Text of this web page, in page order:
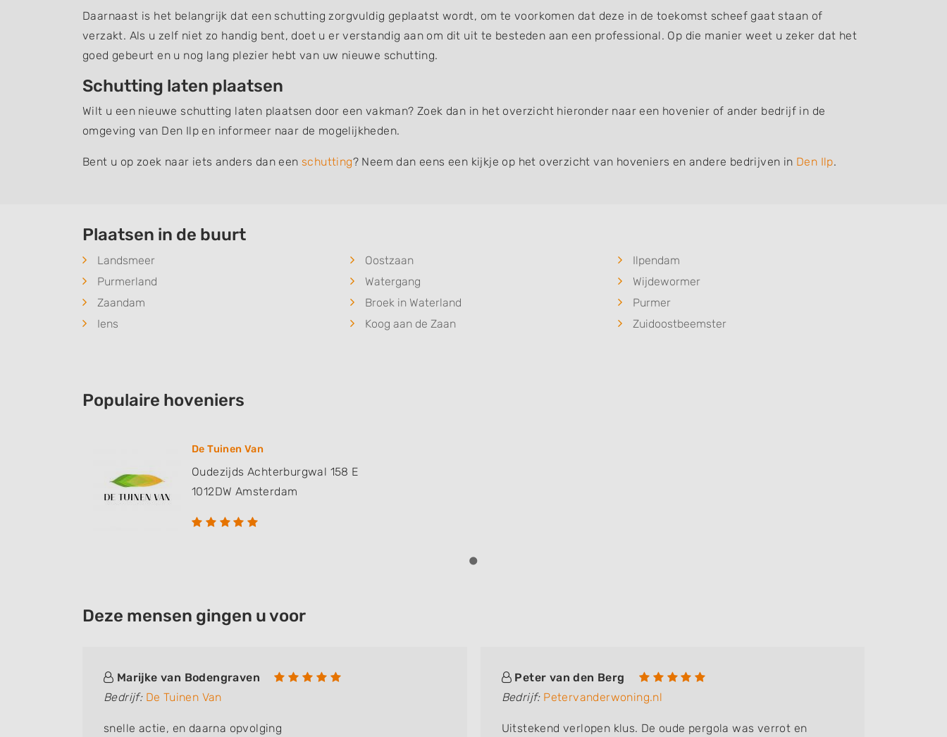
Daarnaast is het belangrijk dat een schutting zorgvuldig geplaatst wordt, om te voorkomen dat deze in de toekomst scheef gaat staan of
verzakt. Als u zelf niet zo handig bent, doet u er verstandig aan om dit uit te besteden aan een professional. Op die manier weet u zeker dat het
goed gebeurt en u nog lang plezier hebt van uw nieuwe schutting.
Schutting laten plaatsen
Wilt u een nieuwe schutting laten plaatsen door een vakman? Zoek dan in het overzicht hieronder naar een hovenier of ander bedrijf in de
omgeving van Den Ilp en informeer naar de mogelijkheden.
Bent u op zoek naar iets anders dan een schutting? Neem dan eens een kijkje op het overzicht van hoveniers en andere bedrijven in Den Ilp.
Plaatsen in de buurt
Landsmeer Oostzaan
Ilpendam
Purmerland
Watergang
Wijdewormer
Zaandam
Broek in Waterland
Purmer
Iens
Koog aan de Zaan Zuidoostbeemster
Populaire hoveniers
De Tuinen Van
Oudezijds Achterburgwal 158 E
1012DW Amsterdam
Deze mensen gingen u voor
Marijke van Bodengraven
Bedrijf: De Tuinen Van
snelle actie, en daarna opvolging
Peter van den Berg
Bedrijf: Petervanderwoning.nl
Uitstekend verlopen klus. De oude pergola was verrot en